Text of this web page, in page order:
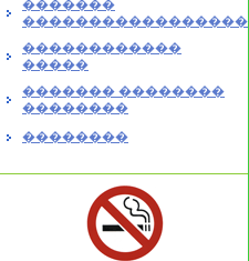
�������
�����������������
������������
�����
������� ��������
��������
��������